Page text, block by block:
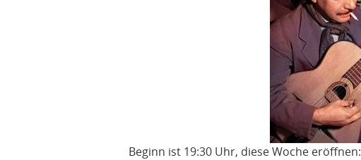
Beginn ist 19:30 Uhr, diese Woche eröffnen: